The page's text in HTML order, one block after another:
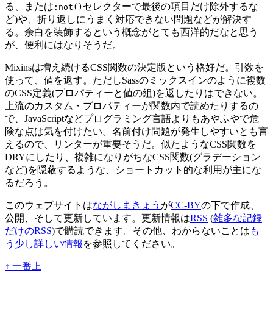
る、または :not() セレクターで最後の項目だけ除外するな
ど)や、折り返しにうまく対応できない問題などが解決す
る。余白を装飾するという概念がとても西洋的だなと思う
が、便利にはなりそうだ。
Mixinsは増え続けるCSS関数の決定版という格好だ。引数を
使って、値を返す。ただしSassのミックスインのように複数
のCSS定義(プロパティーと値の組)を返したりはできない。
上流のカスタム・プロパティーが関数内で読めたりするの
で、JavaScriptなどプログラミング言語よりもあやふやで危
険な点は気を付けたい。名前付け問題が発生しやすいとも言
えるので、リンターが重要そうだ。似たようなCSS関数を
DRYにしたり、複雑になりがちなCSS関数(グラデーション
など)を隠蔽するような、ショートカット的な利用が主にな
るだろう。
このウェブサイトはながしまきょう がCC-BYの下で作成、
公開、そして更新しています。更新情報はRSS (雑多な記録
だけのRSS)で購読できます。その他、わからないことは も
う少し詳しい情報 を参照してください。
↑ 一番上